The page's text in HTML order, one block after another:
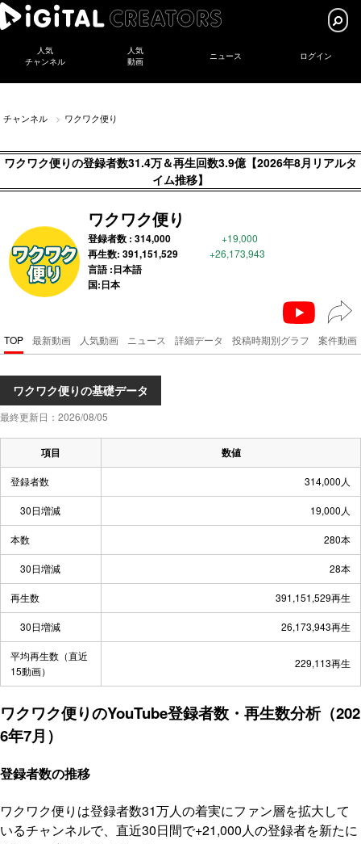
人気
チャンネル
人気
動画
ニュース ログイン
チャンネル ワクワク便り
ワクワク便りの登録者数31.4万＆再生回数3.9億【2026年8月リアルタ
イム推移】
ワクワク便り
登録者数 : 314,000 +19,000
再生数: 391,151,529 +26,173,943
言語 :日本語
国:日本
TOP 最新動画 人気動画 ニュース 詳細データ 投稿時期別グラフ 案件動画
ワクワク便りの基礎データ
最終更新日：2026/08/05
項目 数値
登録者数 314,000人
30日増減 19,000人
本数 280本
30日増減 28本
再生数 391,151,529再生
30日増減 26,173,943再生
平均再生数（直近
15動画）
229,113再生
ワクワク便りのYouTube登録者数・再生数分析（202
6年7月）
登録者数の推移
ワクワク便りは登録者数31万人の着実にファン層を拡大して
いるチャンネルで、直近30日間で+21,000人の登録者を新たに